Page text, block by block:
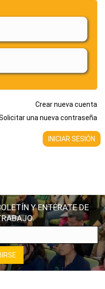
Crear nueva cuenta
una nueva contraseña
Y ENTÉRATE DE